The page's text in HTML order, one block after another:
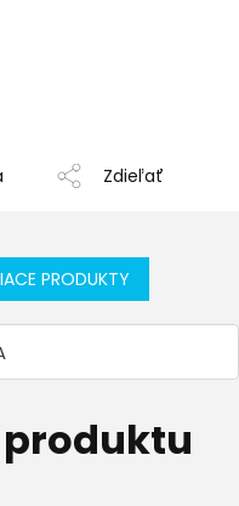
Zdieľať
PRODUKTY